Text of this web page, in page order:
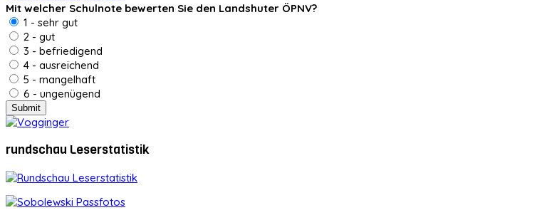
Mit welcher Schulnote bewerten Sie den Landshuter ÖPNV?
1 - sehr gut
2 - gut
3 - befriedigend
4 - ausreichend
5 - mangelhaft
6 - ungenügend
rundschau Leserstatistik